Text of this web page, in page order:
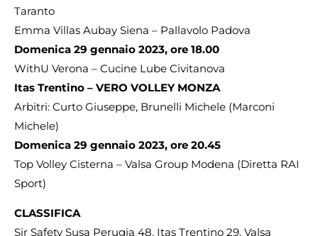
Taranto
Emma Villas Aubay Siena – Pallavolo Padova
Domenica 29 gennaio 2023, ore 18.00
WithU Verona – Cucine Lube Civitanova
Itas Trentino – VERO VOLLEY MONZA
Arbitri: Curto Giuseppe, Brunelli Michele (Marconi
Michele)
Domenica 29 gennaio 2023, ore 20.45
Top Volley Cisterna – Valsa Group Modena (Diretta RAI
Sport)
CLASSIFICA
Sir Safety Susa Perugia 48, Itas Trentino 29, Valsa